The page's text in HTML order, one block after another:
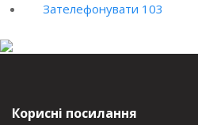
Зателефонувати 103
Корисні посилання